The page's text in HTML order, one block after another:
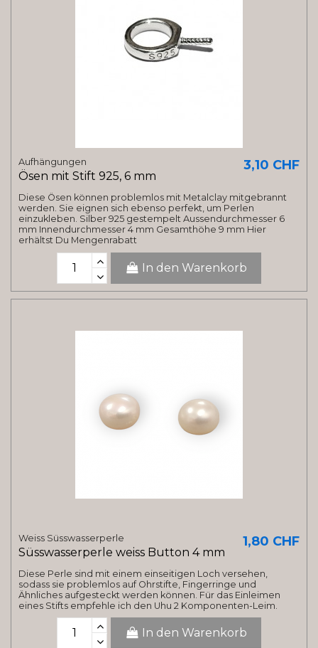
Aufhängungen
Ösen mit Stift 925, 6 mm
3,10 CHF
Diese Ösen können problemlos mit Metalclay mitgebrannt
werden. Sie eignen sich ebenso perfekt, um Perlen
einzukleben. Silber 925 gestempelt Aussendurchmesser 6
mm Innendurchmesser 4 mm Gesamthöhe 9 mm Hier
erhältst Du Mengenrabatt
In den Warenkorb
Weiss Süsswasserperle
Süsswasserperle weiss Button 4 mm
1,80 CHF
Diese Perle sind mit einem einseitigen Loch versehen,
sodass sie problemlos auf Ohrstifte, Fingerringe und
Ähnliches aufgesteckt werden können. Für das Einleimen
eines Stifts empfehle ich den Uhu 2 Komponenten-Leim.
In den Warenkorb